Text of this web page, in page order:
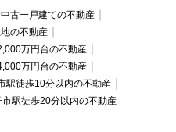
古一戸建ての不動産
の不動産
万円台の不動産
万円台の不動産
駅徒歩10分以内の不動産
市駅徒歩20分以内の不動産